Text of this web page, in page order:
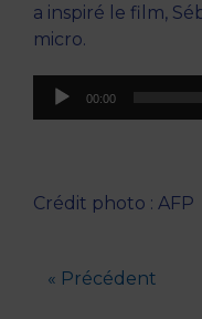
a inspiré le film,
micro.
Lecteur
00:00
Crédit photo : AFP
« Précédent